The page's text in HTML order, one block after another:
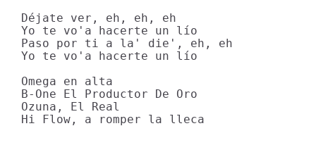
Déjate ver, eh, eh, eh
Yo te vo'a hacerte un lío
Paso por ti a la' die', eh, eh
Yo te vo'a hacerte un lío
Omega en alta
B-One El Productor De Oro
Ozuna, El Real
Hi Flow, a romper la lleca